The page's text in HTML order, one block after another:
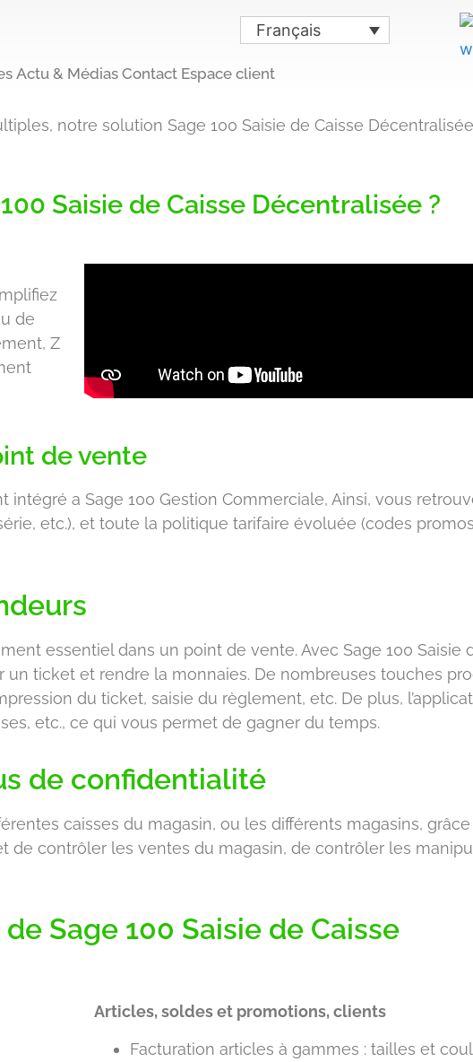
Français
Actu & Médias Contact Espace client
notre solution Sage 100 Saisie de Caisse
Saisie de Caisse Décentralisée ?
de
Z
de vente
intégré a Sage 100 Gestion Commerciale, Ainsi, vous
etc.), et toute la politique tarifaire évoluée (codes
essentiel dans un point de vente. Avec Sage 100 Saisie
ticket et rendre la monnaies. De nombreuses touches
du ticket, saisie du règlement, etc. De plus,
etc., ce qui vous permet de gagner du temps.
de confidentialité
caisses du magasin, ou les différents magasins, grâce
de contrôler les ventes du magasin, de contrôler les
Sage 100 Saisie de Caisse
Articles, soldes et promotions, clients
Facturation articles à gammes : tailles et